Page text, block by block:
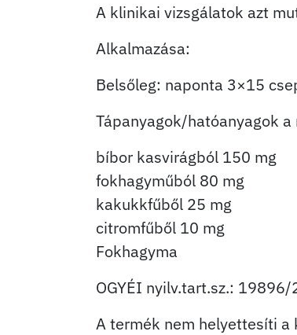
A klinikai vizsgálatok azt
Alkalmazása:
Belsőleg: naponta 3×15
Tápanyagok/hatóanyagok
bíbor kasvirágból 150 mg
fokhagyműból 80 mg
kakukkfűből 25 mg
citromfűből 10 mg
Fokhagyma
OGYÉI nyilv.tart.sz.:
A termék nem helyettesíti a